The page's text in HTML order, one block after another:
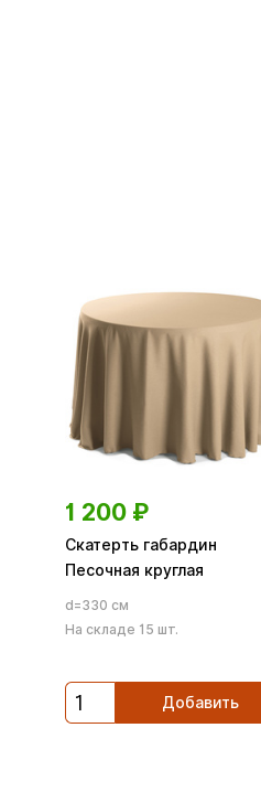
1 200 ₽
Скатерть габардин
Песочная круглая
d=330 см
На складе 15 шт.
Добавить